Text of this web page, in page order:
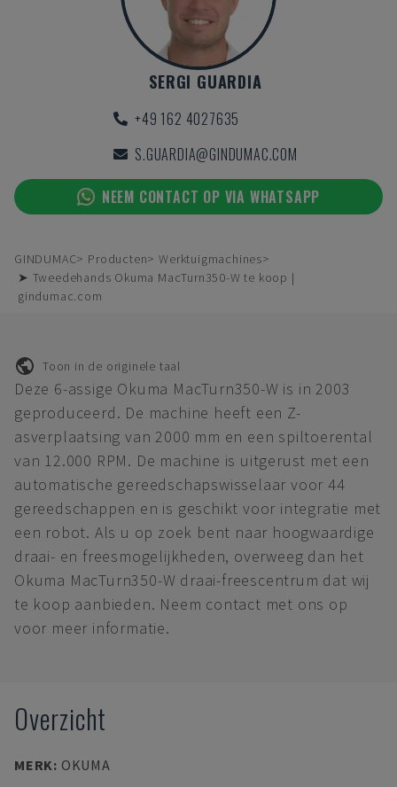
SERGI GUARDIA
+49 162 4027635
S.GUARDIA@GINDUMAC.COM
NEEM CONTACT OP VIA WHATSAPP
GINDUMAC Producten
Werktuigmachines
➤ Tweedehands Okuma MacTurn350-W te koop |
gindumac.com
Toon in de originele taal
Deze 6-assige Okuma MacTurn350-W is in 2003
geproduceerd. De machine heeft een Z-
asverplaatsing van 2000 mm en een spiltoerental
van 12.000 RPM. De machine is uitgerust met een
automatische gereedschapswisselaar voor 44
gereedschappen en is geschikt voor integratie met
een robot. Als u op zoek bent naar hoogwaardige
draai- en freesmogelijkheden, overweeg dan het
Okuma MacTurn350-W draai-freescentrum dat wij
te koop aanbieden. Neem contact met ons op
voor meer informatie.
Overzicht
MERK: OKUMA